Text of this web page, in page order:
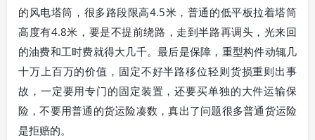
的风电塔筒，很多路段限高4.5米，普通的低平板拉着塔筒
高度有4.8米，要是不提前绕路，走到半路再调头，光来回
的油费和工时费就得大几千。最后是保障，重型构件动辄几
十万上百万的价值，固定不好半路移位轻则货损重则出事
故，一定要用专门的固定装置，还要买单独的大件运输保
险，不要用普通的货运险凑数，真出了问题很多普通货运险
是拒赔的。